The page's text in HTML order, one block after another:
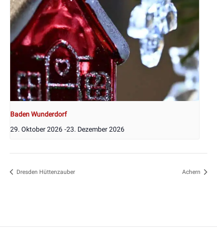
Baden Wunderdorf
29. Oktober 2026 -23. Dezember 2026
Dresden Hüttenzauber Achern